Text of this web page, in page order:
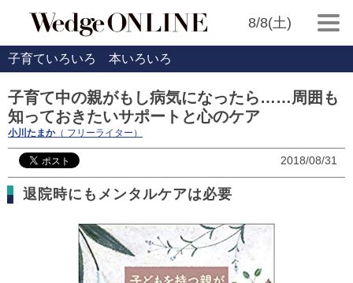
8/8(土)
子育ていろいろ 本いろいろ
子育て中の親がもし病気になったら……周囲も
知っておきたいサポートと心のケア
小川たまか（ フリーライター）
2018/08/31
退院時にもメンタルケアは必要